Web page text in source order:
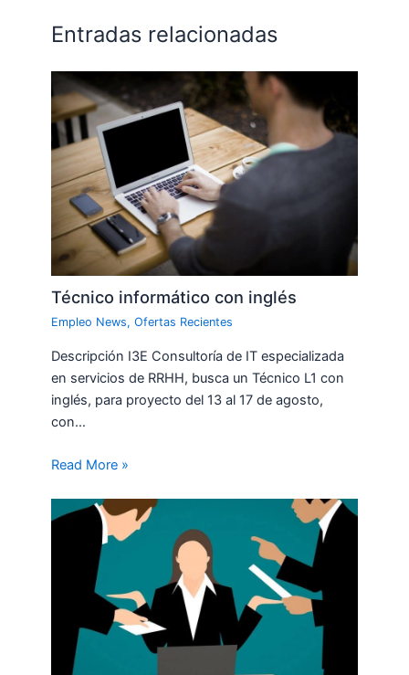
Entradas relacionadas
Técnico informático con inglés
Empleo News,Ofertas Recientes
Descripción I3E Consultoría de IT especializada
en servicios de RRHH, busca un Técnico L1 con
inglés, para proyecto del 13 al 17 de agosto,
con…
Read More »